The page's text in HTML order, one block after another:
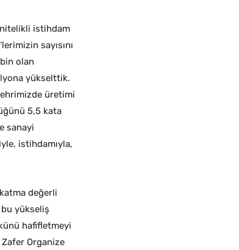
nitelikli istihdam
sayısını
bin olan
yükselttik.
üretimi
5,5 kata
sanayi
istihdamıyla,
katma değerli
yükseliş
hafifletmeyi
Organize